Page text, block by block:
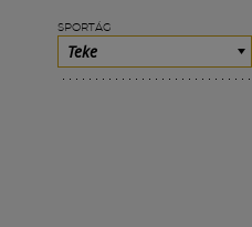
SPORTÁG
Teke